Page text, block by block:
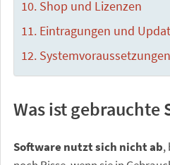
Shop und Lizenzen
Eintragungen und
Systemvoraussetzungen
Was ist gebrauchte
Software nutzt sich nicht ab,